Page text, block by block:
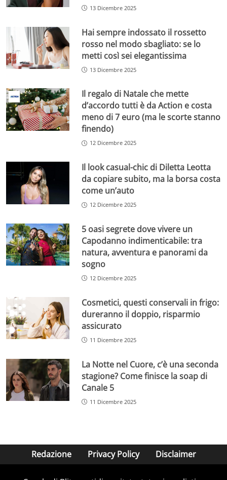
13 Dicembre 2025
Hai sempre indossato il rossetto
rosso nel modo sbagliato: se lo
metti così sei elegantissima
13 Dicembre 2025
Il regalo di Natale che mette
d’accordo tutti è da Action e costa
meno di 7 euro (ma le scorte stanno
finendo)
12 Dicembre 2025
Il look casual-chic di Diletta Leotta
da copiare subito, ma la borsa costa
come un’auto
12 Dicembre 2025
5 oasi segrete dove vivere un
Capodanno indimenticabile: tra
natura, avventura e panorami da
sogno
12 Dicembre 2025
Cosmetici, questi conservali in frigo:
dureranno il doppio, risparmio
assicurato
11 Dicembre 2025
La Notte nel Cuore, c’è una seconda
stagione? Come finisce la soap di
Canale 5
11 Dicembre 2025
Redazione Privacy Policy Disclaimer